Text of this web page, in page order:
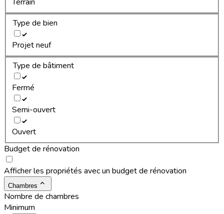
Type de bien
Projet neuf
Type de bâtiment
Fermé
Semi-ouvert
Ouvert
Budget de rénovation
Afficher les propriétés avec un budget de rénovation
Chambres
Nombre de chambres
Minimum